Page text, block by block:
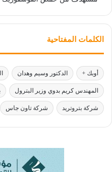
الكلمات المفتاحية
أوبك + الدكتور وسيم وهدان
المهندس كريم بدوي وزير البترول
شركة بتروتريد شركة تاون جاس